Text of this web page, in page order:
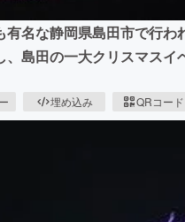
名な静岡県島田市で行わ
島田の一大クリスマスイ
埋め込み QRコード